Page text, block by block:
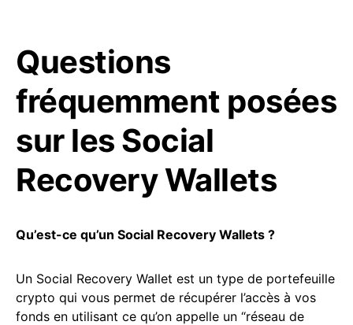
Questions
fréquemment posées
sur les Social
Recovery Wallets
Qu’est-ce qu’un Social Recovery Wallets ?
Un Social Recovery Wallet est un type de portefeuille
crypto qui vous permet de récupérer l’accès à vos
fonds en utilisant ce qu’on appelle un “réseau de